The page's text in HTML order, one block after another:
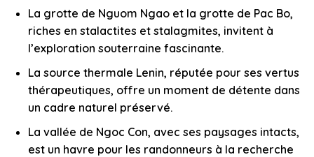
La grotte de Nguom Ngao et la grotte de Pac Bo,
riches en stalactites et stalagmites, invitent à
l’exploration souterraine fascinante.
La source thermale Lenin, réputée pour ses vertus
thérapeutiques, offre un moment de détente dans
un cadre naturel préservé.
La vallée de Ngoc Con, avec ses paysages intacts,
est un havre pour les randonneurs à la recherche